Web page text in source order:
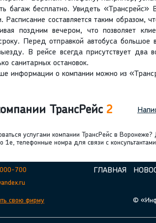
багаж бесплатно. Увидеть
Расписание составляется таким образом,
поздним вечером, что позволяет
Перед отправкой автобуса большое
В рейсе всегда присутствует два
санитарных остановок.
информации о компании можно из
ТрансРейс 2
услугами компании ТрансРейс в
1е, телефонные номра для связи с
700
свою фирму
ГЛАВНАЯ
©